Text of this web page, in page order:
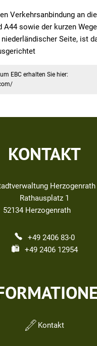
Verkehrsanbindung an
A44 sowie der kurzen
Seite, ist
EBC erhalten Sie hier:
KONTAKT
Herzogenrath
Rathausplatz 1
52134 Herzogenrath
+49 2406 83-0
+49 2406 12954
Kontakt